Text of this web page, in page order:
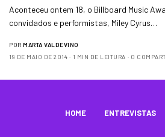
Aconteceu ontem 18, o Billboard Music
convidados e performistas, Miley Cyrus…
POR MARTA VALDEVINO
19 DE MAIO DE 2014
1 MIN DE LEITURA 0
HOME ENTREVISTAS